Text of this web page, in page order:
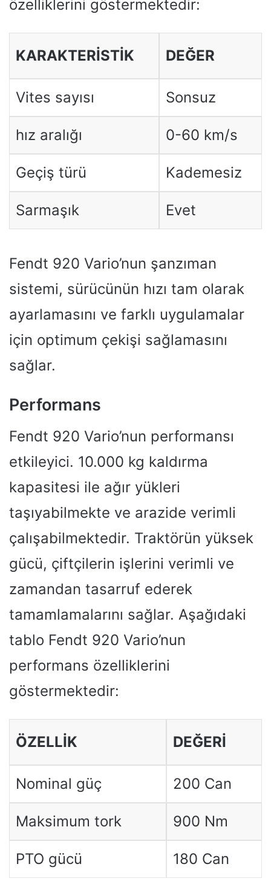
özelliklerini göstermektedir:
KARAKTERISTIK DEĞER
Vites sayısı Sonsuz
hız aralığı 0-60 km/s
Geçiş türü Kademesiz
Sarmaşık Evet
Fendt 920 Vario’nun şanzıman
sistemi, sürücünün hızı tam olarak
ayarlamasını ve farklı uygulamalar
için optimum çekişi sağlamasını
sağlar.
Performans
Fendt 920 Vario’nun performansı
etkileyici. 10.000 kg kaldırma
kapasitesi ile ağır yükleri
taşıyabilmekte ve arazide verimli
çalışabilmektedir. Traktörün yüksek
gücü, çiftçilerin işlerini verimli ve
zamandan tasarruf ederek
tamamlamalarını sağlar. Aşağıdaki
tablo Fendt 920 Vario’nun
performans özelliklerini
göstermektedir:
ÖZELLIK DEĞERI
Nominal güç 200 Can
Maksimum tork 900 Nm
PTO gücü 180 Can